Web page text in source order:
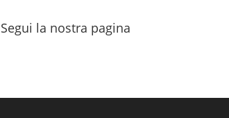
Segui la nostra pagina